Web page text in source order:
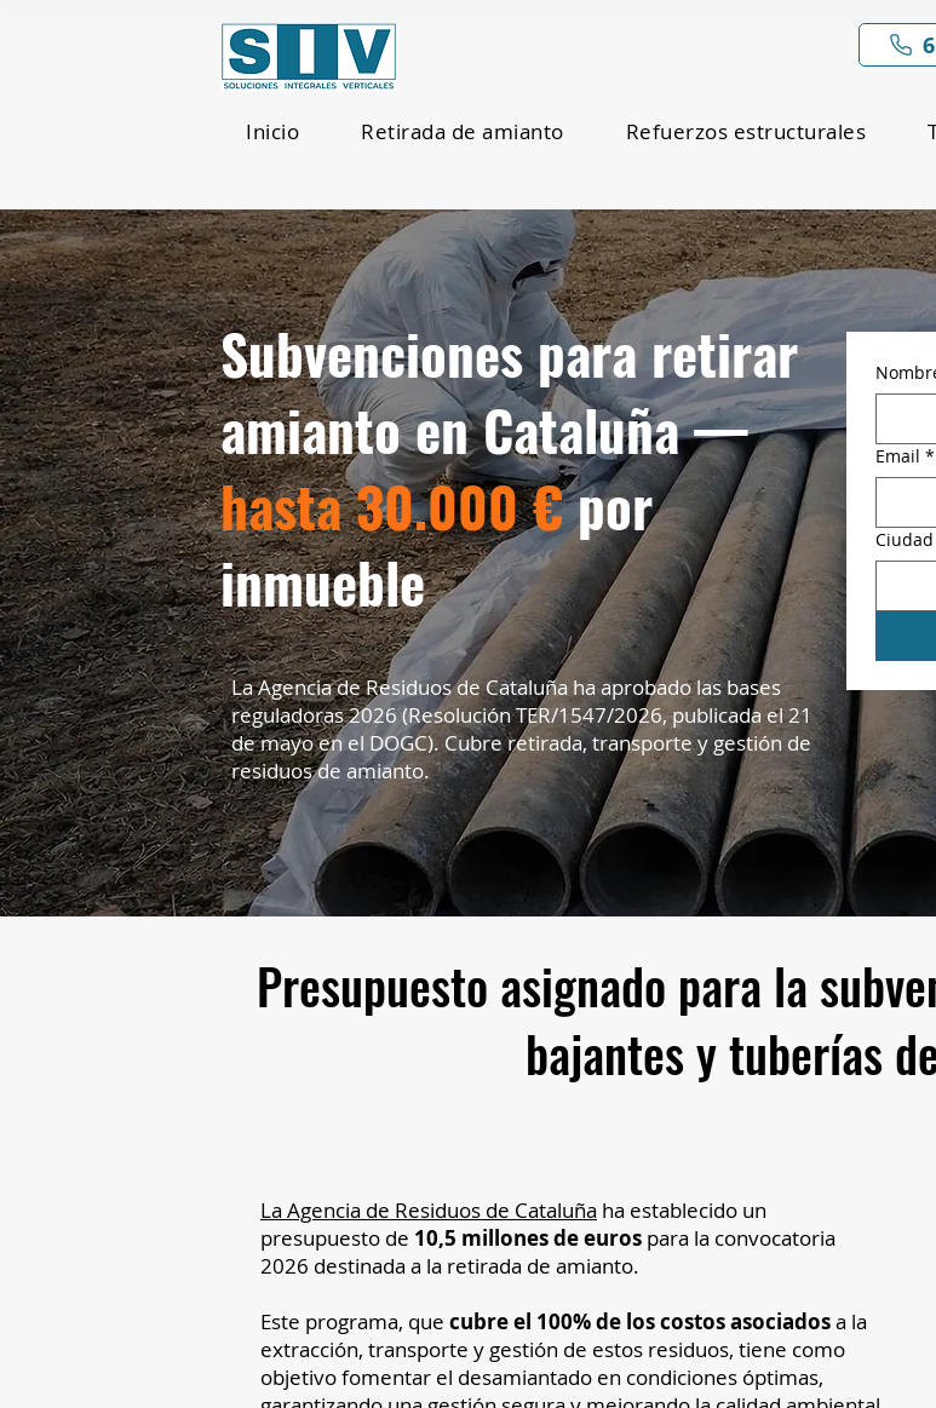
Inicio Retirada de amianto Refuerzos estructurales
Subvenciones para retirar
amianto en Cataluña —
hasta 30.000 €por
inmueble
La Agencia de Residuos de Cataluña ha aprobado las bases
reguladoras 2026 (Resolución TER/1547/2026, publicada el 21
de mayo en el DOGC). Cubre retirada, transporte y gestión de
residuos de amianto.
Email *
Ciudad
Presupuesto asignado para la
bajantes y tuberías
La Agencia de Residuos de Cataluña ha establecido un
presupuesto de 10,5 millones de euros para la convocatoria
2026 destinada a la retirada de amianto.
Este programa, que cubre el 100% de los costos asociadosa la
extracción, transporte y gestión de estos residuos, tiene como
objetivo fomentar el desamiantado en condiciones óptimas,